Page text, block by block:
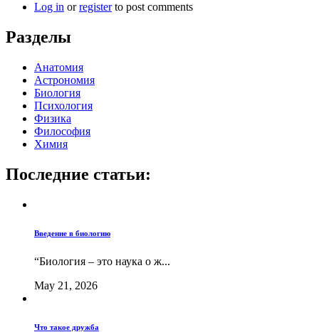
Log in orregisterto post comments
Разделы
Анатомия
Астрономия
Биология
Психология
Физика
Философия
Химия
Последние статьи:
Введение в биологию
“Биология – это наука о ж...
May 21, 2026
Что такое дружба